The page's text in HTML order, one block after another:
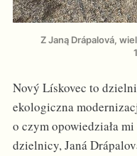
Z Janą Drápalová,
Nový Lískovec to
ekologiczna
o czym opowiedziała
dzielnicy, Janá